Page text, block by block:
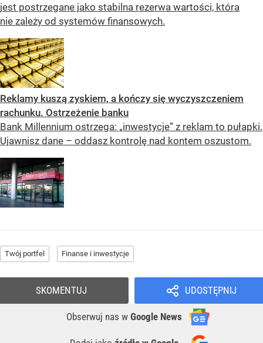
jest postrzegane jako stabilna rezerwa wartości, która
nie zależy od systemów finansowych.
Reklamy kuszą zyskiem, a kończy się wyczyszczeniem
rachunku. Ostrzeżenie banku
Bank Millennium ostrzega: „inwestycje” z reklam to pułapki.
Ujawnisz dane – oddasz kontrolę nad kontem oszustom.
Twój portfel Finanse i inwestycje
UDOSTĘPNIJ
Obserwuj nas w Google News
SKOMENTUJ